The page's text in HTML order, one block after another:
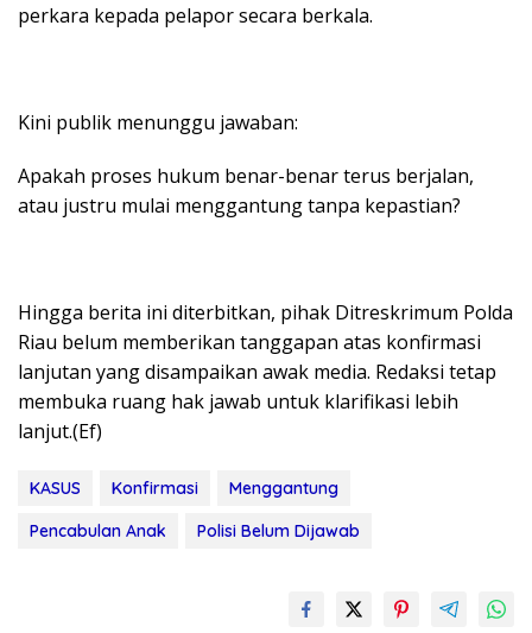
perkara kepada pelapor secara berkala.
Kini publik menunggu jawaban:
Apakah proses hukum benar-benar terus berjalan,
atau justru mulai menggantung tanpa kepastian?
Hingga berita ini diterbitkan, pihak Ditreskrimum Polda
Riau belum memberikan tanggapan atas konfirmasi
lanjutan yang disampaikan awak media. Redaksi tetap
membuka ruang hak jawab untuk klarifikasi lebih
lanjut.(Ef)
KASUS Konfirmasi
Menggantung
Pencabulan Anak
Polisi Belum Dijawab